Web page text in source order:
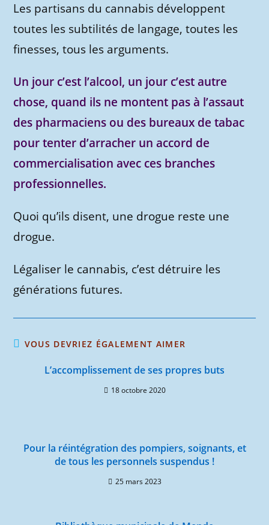
Les partisans du cannabis développent
toutes les subtilités de langage, toutes les
finesses, tous les arguments.
Un jour c’est l’alcool, un jour c’est autre
chose, quand ils ne montent pas à l’assaut
des pharmaciens ou des bureaux de tabac
pour tenter d’arracher un accord de
commercialisation avec ces branches
professionnelles.
Quoi qu’ils disent, une drogue reste une
drogue.
Légaliser le cannabis, c’est détruire les
générations futures.
VOUS DEVRIEZ ÉGALEMENT AIMER
L’accomplissement de ses propres buts
18 octobre 2020
Pour la réintégration des pompiers, soignants, et
de tous les personnels suspendus !
25 mars 2023